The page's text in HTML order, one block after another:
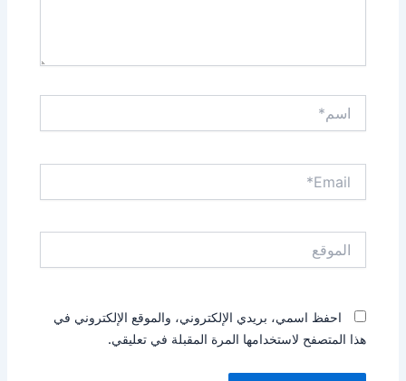
احفظ اسمي، بريدي الإلكتروني، والموقع الإلكتروني في
هذا المتصفح لاستخدامها المرة المقبلة في تعليقي.